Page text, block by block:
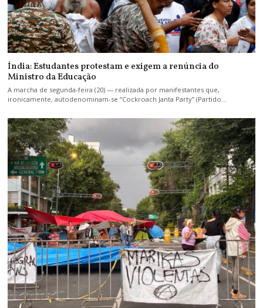
Índia: Estudantes protestam e exigem a renúncia do
Ministro da Educação
A marcha de segunda-feira (20) — realizada por manifestantes que,
ironicamente, autodenominam-se “Cockroach Janta Party” (Partido…